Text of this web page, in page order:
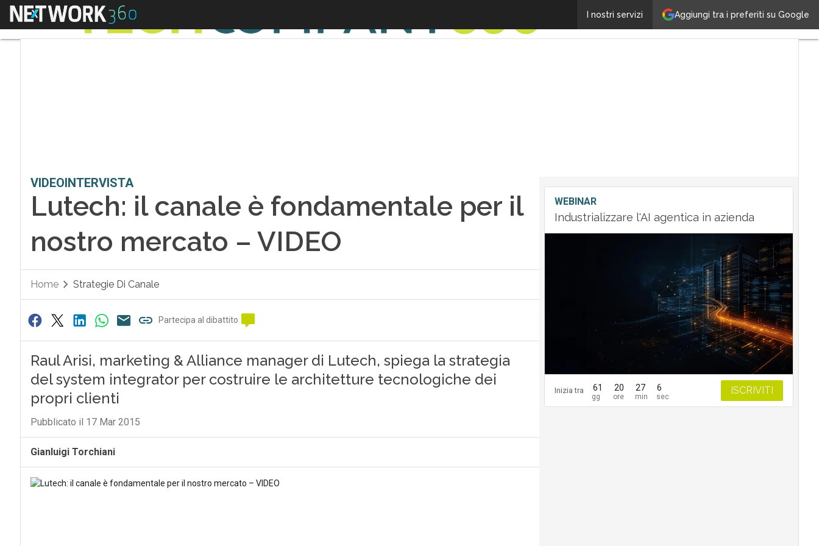
Aggiungi tra i preferiti su Google
I nostri servizi
Menu Lutech: il canale è fondamentale per il nostro
VIDEOINTERVISTA
Lutech: il canale è fondamentale per il
nostro mercato – VIDEO
Home Strategie Di Canale
Partecipa al dibattito
Raul Arisi, marketing & Alliance manager di Lutech, spiega la strategia
del system integrator per costruire le architetture tecnologiche dei
propri clienti
Pubblicato il 17 Mar 2015
Gianluigi Torchiani
WEBINAR
Industrializzare l'AI agentica in azienda
Inizia tra 61 20 27 5 ISCRIVITI